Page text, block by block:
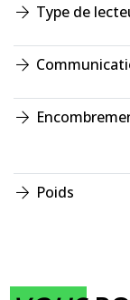
Type de
Poids